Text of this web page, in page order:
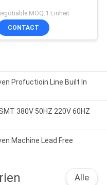
MOQ:1 Einheit
CONTACT
Profuctioin Line Built In
380V 50HZ 220V 60HZ
Machine Lead Free
Alle